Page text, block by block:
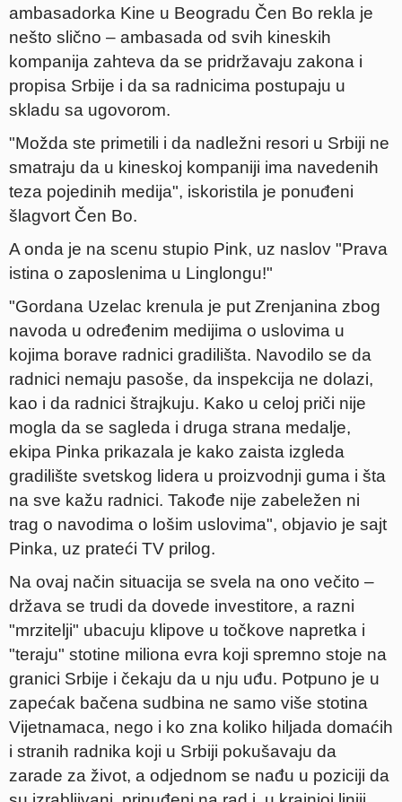
ambasadorka Kine u Beogradu Čen Bo rekla je
nešto slično – ambasada od svih kineskih
kompanija zahteva da se pridržavaju zakona i
propisa Srbije i da sa radnicima postupaju u
skladu sa ugovorom.
"Možda ste primetili i da nadležni resori u Srbiji ne
smatraju da u kineskoj kompaniji ima navedenih
teza pojedinih medija", iskoristila je ponuđeni
šlagvort Čen Bo.
A onda je na scenu stupio Pink, uz naslov "Prava
istina o zaposlenima u Linglongu!"
"Gordana Uzelac krenula je put Zrenjanina zbog
navoda u određenim medijima o uslovima u
kojima borave radnici gradilišta. Navodilo se da
radnici nemaju pasoše, da inspekcija ne dolazi,
kao i da radnici štrajkuju. Kako u celoj priči nije
mogla da se sagleda i druga strana medalje,
ekipa Pinka prikazala je kako zaista izgleda
gradilište svetskog lidera u proizvodnji guma i šta
na sve kažu radnici. Takođe nije zabeležen ni
trag o navodima o lošim uslovima", objavio je sajt
Pinka, uz prateći TV prilog.
Na ovaj način situacija se svela na ono večito –
država se trudi da dovede investitore, a razni
"mrzitelji" ubacuju klipove u točkove napretka i
"teraju" stotine miliona evra koji spremno stoje na
granici Srbije i čekaju da u nju uđu. Potpuno je u
zapećak bačena sudbina ne samo više stotina
Vijetnamaca, nego i ko zna koliko hiljada domaćih
i stranih radnika koji u Srbiji pokušavaju da
zarade za život, a odjednom se nađu u poziciji da